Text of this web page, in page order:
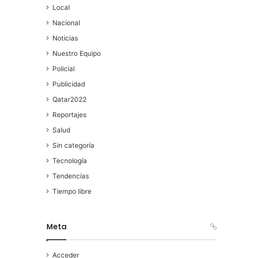
Local
Nacional
Noticias
Nuestro Equipo
Policial
Publicidad
Qatar2022
Reportajes
Salud
Sin categoría
Tecnología
Tendencias
Tiempo libre
Meta
Acceder